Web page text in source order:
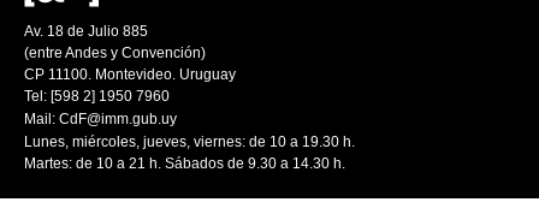
Av. 18 de Julio 885
(entre Andes y Convención)
CP 11100. Montevideo. Uruguay
Tel: [598 2] 1950 7960
Mail: CdF@imm.gub.uy
Lunes, miércoles, jueves, viernes: de 10 a 19.30 h.
Martes: de 10 a 21 h. Sábados de 9.30 a 14.30 h.